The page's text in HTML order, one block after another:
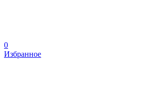
0
Избранное